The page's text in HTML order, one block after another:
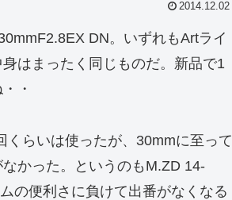
2014.12.02
DN。いずれもArtライ
はまったく同じものだ。新品で1
・
らいは使ったが、30mmに至って
かった。というのもM.ZD 14-
の便利さに負けて出番がなくなる